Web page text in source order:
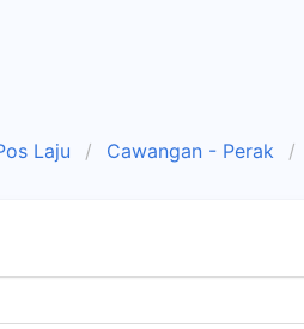
Laju Cawangan - Perak